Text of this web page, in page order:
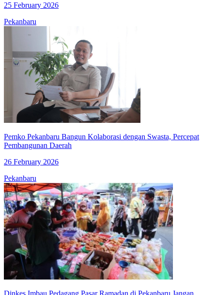
25 February 2026
Pekanbaru
Pemko Pekanbaru Bangun Kolaborasi dengan Swasta, Percepat
Pembangunan Daerah
26 February 2026
Pekanbaru
Dinkes Imbau Pedagang Pasar Ramadan di Pekanbaru Jangan